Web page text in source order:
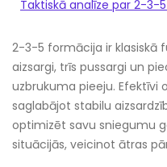
Taktiskā analīze par 2-3-
2-3-5 formācija ir klasiskā
aizsargi, trīs pussargi un
uzbrukuma pieeju. Efektīvi
saglabājot stabilu
optimizēt savu sniegumu
situācijās, veicinot ātras